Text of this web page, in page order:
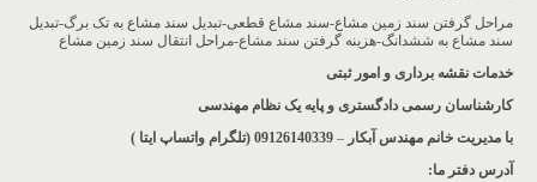
مراحل گرفتن سند زمین مشاع-سند مشاع قطعی-تبدیل سند مشاع به تک برگ-تبدیل
سند مشاع به ششدانگ-هزینه گرفتن سند مشاع-مراحل انتقال سند زمین مشاع
خدمات نقشه برداری و امور ثبتی
کارشناسان رسمی دادگستری و پایه یک نظام مهندسی
با مدیریت خانم مهندس آبکار – 09126140339 (تلگرام واتساپ ایتا )
آدرس دفتر ما: